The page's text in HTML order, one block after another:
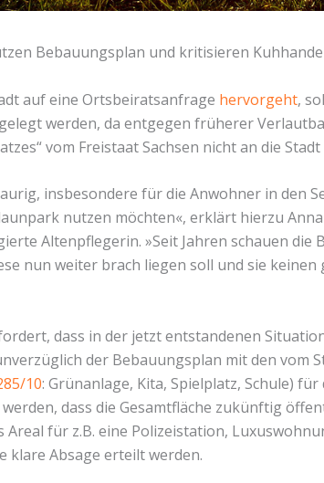
Bebauungsplan und kritisieren
auf eine Ortsbeiratsanfrage hervorgeht,
werden, da entgegen früherer
vom Freistaat Sachsen nicht an die
insbesondere für die Anwohner in den
nutzen möchten«, erklärt hierzu
Altenpflegerin. »Seit Jahren schauen die
nun weiter brach liegen soll und sie
dass in der jetzt entstandenen
der Bebauungsplan mit den vom
10: Grünanlage, Kita, Spielplatz, Schule)
dass die Gesamtfläche zukünftig
Areal für z.B. eine Polizeistation,
klare Absage erteilt werden.